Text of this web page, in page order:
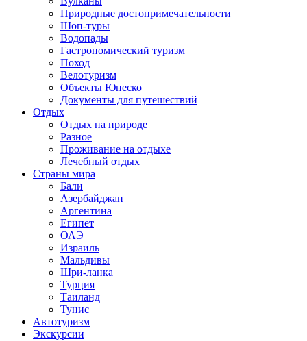
Природные достопримечательности
Шоп-туры
Водопады
Гастрономический туризм
Поход
Велотуризм
Объекты Юнеско
Документы для путешествий
Отдых
Отдых на природе
Разное
Проживание на отдыхе
Лечебный отдых
Страны мира
Бали
Азербайджан
Аргентина
Египет
ОАЭ
Израиль
Мальдивы
Шри-ланка
Турция
Таиланд
Тунис
Автотуризм
Экскурсии